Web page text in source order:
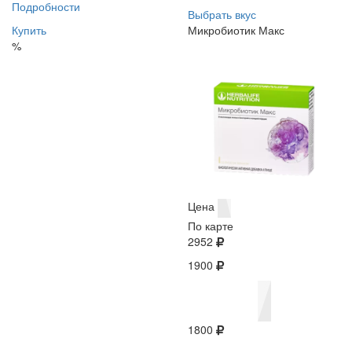
Подробности
Купить
%
Выбрать вкус
Микробиотик Макс
Цена
По карте
2952
1900
1800